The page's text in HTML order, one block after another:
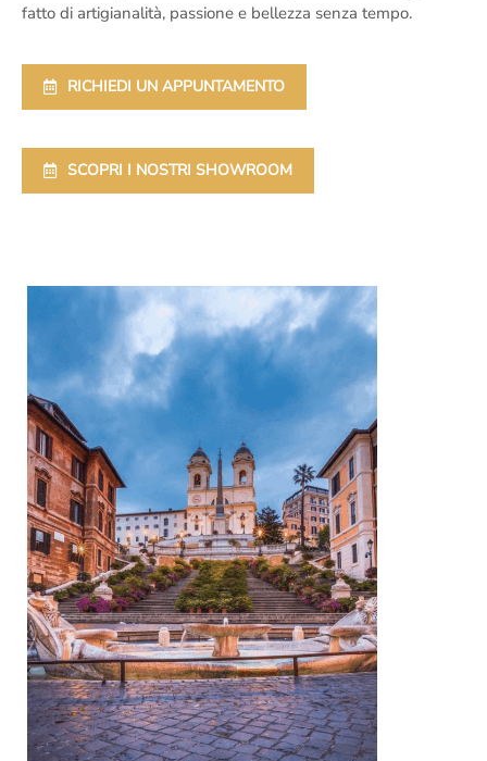
fatto di artigianalità, passione e bellezza senza tempo.
RICHIEDI UN APPUNTAMENTO
SCOPRI I NOSTRI SHOWROOM